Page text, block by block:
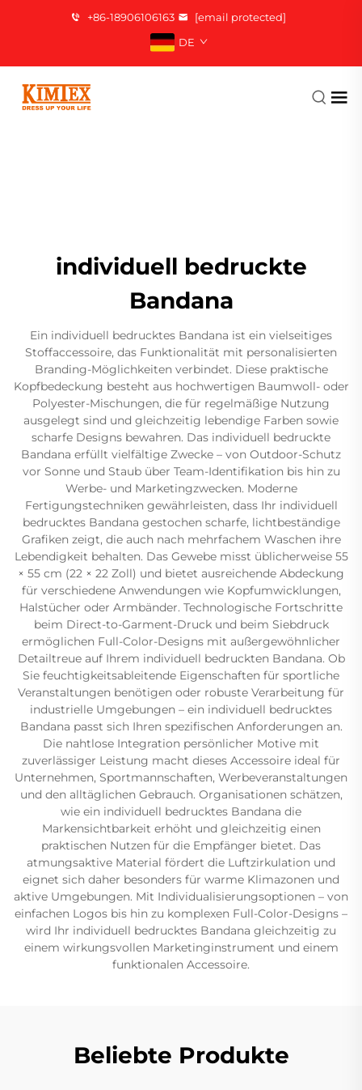
+86-18906106163
[email protected]
DE
individuell bedruckte
Bandana
Ein individuell bedrucktes Bandana ist ein vielseitiges
Stoffaccessoire, das Funktionalität mit personalisierten
Branding-Möglichkeiten verbindet. Diese praktische
Kopfbedeckung besteht aus hochwertigen Baumwoll- oder
Polyester-Mischungen, die für regelmäßige Nutzung
ausgelegt sind und gleichzeitig lebendige Farben sowie
scharfe Designs bewahren. Das individuell bedruckte
Bandana erfüllt vielfältige Zwecke – von Outdoor-Schutz
vor Sonne und Staub über Team-Identifikation bis hin zu
Werbe- und Marketingzwecken. Moderne
Fertigungstechniken gewährleisten, dass Ihr individuell
bedrucktes Bandana gestochen scharfe, lichtbeständige
Grafiken zeigt, die auch nach mehrfachem Waschen ihre
Lebendigkeit behalten. Das Gewebe misst üblicherweise 55
× 55 cm (22 × 22 Zoll) und bietet ausreichende Abdeckung
für verschiedene Anwendungen wie Kopfumwicklungen,
Halstücher oder Armbänder. Technologische Fortschritte
beim Direct-to-Garment-Druck und beim Siebdruck
ermöglichen Full-Color-Designs mit außergewöhnlicher
Detailtreue auf Ihrem individuell bedruckten Bandana. Ob
Sie feuchtigkeitsableitende Eigenschaften für sportliche
Veranstaltungen benötigen oder robuste Verarbeitung für
industrielle Umgebungen – ein individuell bedrucktes
Bandana passt sich Ihren spezifischen Anforderungen an.
Die nahtlose Integration persönlicher Motive mit
zuverlässiger Leistung macht dieses Accessoire ideal für
Unternehmen, Sportmannschaften, Werbeveranstaltungen
und den alltäglichen Gebrauch. Organisationen schätzen,
wie ein individuell bedrucktes Bandana die
Markensichtbarkeit erhöht und gleichzeitig einen
praktischen Nutzen für die Empfänger bietet. Das
atmungsaktive Material fördert die Luftzirkulation und
eignet sich daher besonders für warme Klimazonen und
aktive Umgebungen. Mit Individualisierungsoptionen – von
einfachen Logos bis hin zu komplexen Full-Color-Designs –
wird Ihr individuell bedrucktes Bandana gleichzeitig zu
einem wirkungsvollen Marketinginstrument und einem
funktionalen Accessoire.
Beliebte Produkte